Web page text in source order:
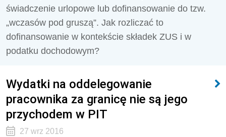
świadczenie urlopowe lub dofinansowanie do tzw.
„wczasów pod gruszą”. Jak rozliczać to
dofinansowanie w kontekście składek ZUS i w
podatku dochodowym?
Wydatki na oddelegowanie
pracownika za granicę nie są jego
przychodem w PIT
27 wrz 2016